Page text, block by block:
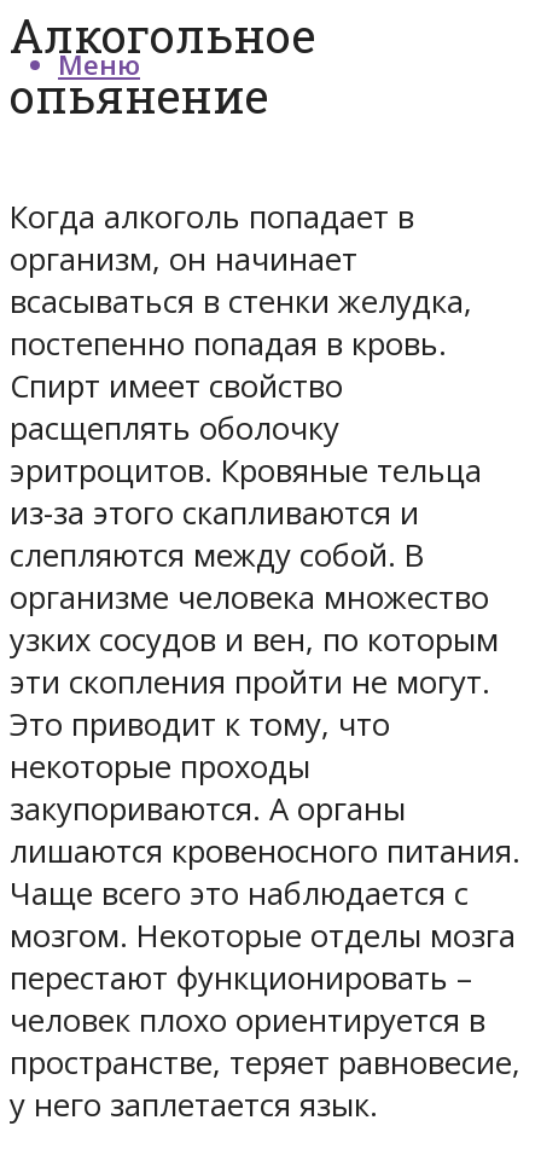
Меню
Алкогольное
опьянение
Когда алкоголь попадает в
организм, он начинает
всасываться в стенки желудка,
постепенно попадая в кровь.
Спирт имеет свойство
расщеплять оболочку
эритроцитов. Кровяные тельца
из-за этого скапливаются и
слепляются между собой. В
организме человека множество
узких сосудов и вен, по которым
эти скопления пройти не могут.
Это приводит к тому, что
некоторые проходы
закупориваются. А органы
лишаются кровеносного питания.
Чаще всего это наблюдается с
мозгом. Некоторые отделы мозга
перестают функционировать –
человек плохо ориентируется в
пространстве, теряет равновесие,
у него заплетается язык.